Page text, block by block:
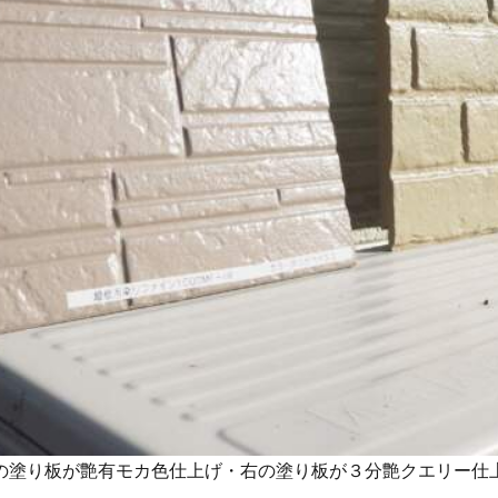
塗り板が艶有モカ色仕上げ・右の塗り板が３分艶クエリー仕